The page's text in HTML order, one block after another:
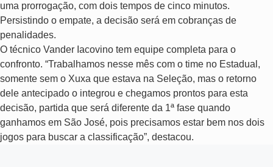
uma prorrogação, com dois tempos de cinco minutos.
Persistindo o empate, a decisão será em cobranças de
penalidades.
O técnico Vander Iacovino tem equipe completa para o
confronto. “Trabalhamos nesse mês com o time no Estadual,
somente sem o Xuxa que estava na Seleção, mas o retorno
dele antecipado o integrou e chegamos prontos para esta
decisão, partida que será diferente da 1ª fase quando
ganhamos em São José, pois precisamos estar bem nos dois
jogos para buscar a classificação”, destacou.